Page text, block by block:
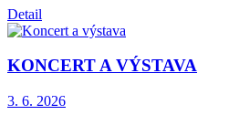
Detail
KONCERT A VÝSTAVA
3. 6. 2026